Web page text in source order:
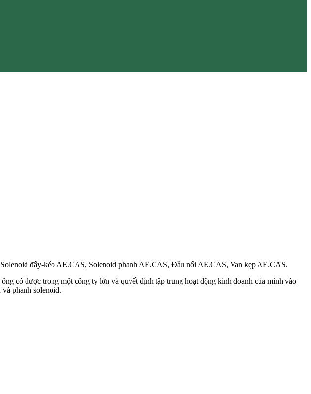
đẩy-kéo AE.CAS, Solenoid phanh AE.CAS, Đầu nối AE.CAS, Van kẹp AE.CAS.
có được trong một công ty lớn và quyết định tập trung hoạt động kinh doanh của mình vào
phanh solenoid.